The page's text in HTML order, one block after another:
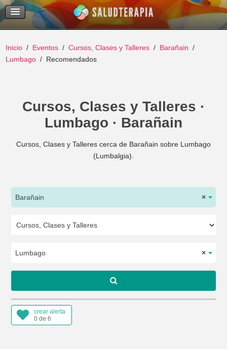
Temas Recientes
Buscar
Inicio Eventos Cursos, Clases y Talleres
Barañain
Lumbago
Recomendados
Cursos, Clases y Talleres ·
Lumbago · Barañain
Cursos, Clases y Talleres cerca de Barañain sobre Lumbago
(Lumbalgia).
×
Barañain
×
Lumbago
crear alerta
0 de 6